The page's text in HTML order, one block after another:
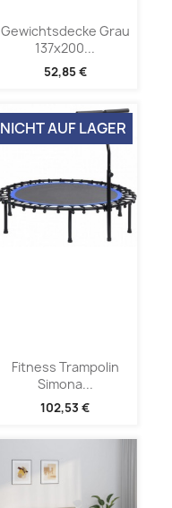
Gewichtsdecke Grau
137x200...
52,85 €
Fitness Trampolin
Simona...
102,53 €
NICHT AUF LAGER